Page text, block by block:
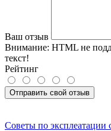
Ваш отзыв
Внимание: HTML не
текст!
Рейтинг
Отправить свой отзыв
Советы по эксплеатации